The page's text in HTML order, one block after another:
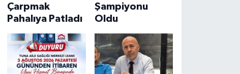
Çarpmak
Pahalıya Patladı
Şampiyonu
Oldu